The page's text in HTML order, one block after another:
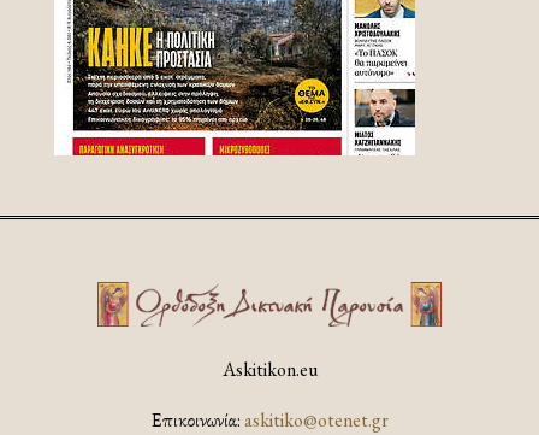
Askitikon.eu
Επικοινωνία:askitiko@otenet.gr